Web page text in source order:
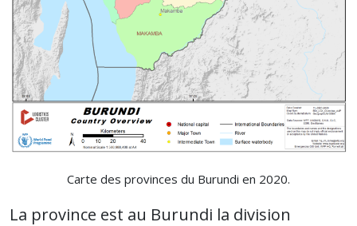
Carte des provinces du Burundi en 2020.
La province est au Burundi la division